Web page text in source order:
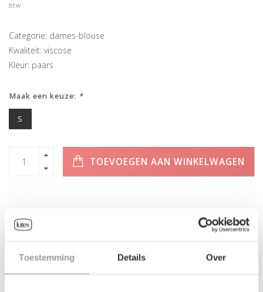
Toestemming Details Over
btw
Categorie: dames-blouse
Kwaliteit: viscose
Kleur: paars
Maak een keuze: *
S
TOEVOEGEN AAN WINKELWAGEN